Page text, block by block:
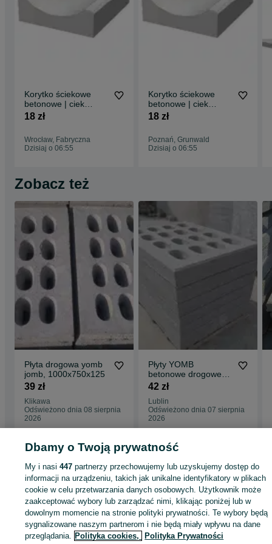
Więcej informacji na stronie www.veco-bet.pl
Korytko ściekowe
betonowe | ciek
wodny łukowy |
18 zł
Wrocław, Fabryczna
Dzisiaj o 06:55
Korytko ściekowe
betonowe | ciek
wodny łukowy |
18 zł
Poznań, Grunwald
Dzisiaj o 06:55
Zobacz też
Płyta drogowa yomb
jomb, 1000x750x125
39 zł
Klikawa
Odświeżono dnia 08 sierpnia
2026
Płyty YOMB
betonowe drogowe
JUMBO JOMB
TRANSPORT
42 zł
Lublin
Odświeżono dnia 07 sierpnia
2026
Płyty drogowe - Lublin
KATEGORIA
ID:745655677 Wyświetlenia:
Dbamy o Twoją prywatność
My i nasi447 partnerzy przechowujemy lub uzyskujemy dostęp do
informacji na urządzeniu, takich jak unikalne identyfikatory w plikach
cookie w celu przetwarzania danych osobowych. Użytkownik może
zaakceptować wybory lub zarządzać nimi, klikając poniżej lub w
dowolnym momencie na stronie polityki prywatności. Te wybory będą
sygnalizowane naszym partnerom i nie będą miały wpływu na dane
przeglądania. Polityka cookies, Polityka Prywatności